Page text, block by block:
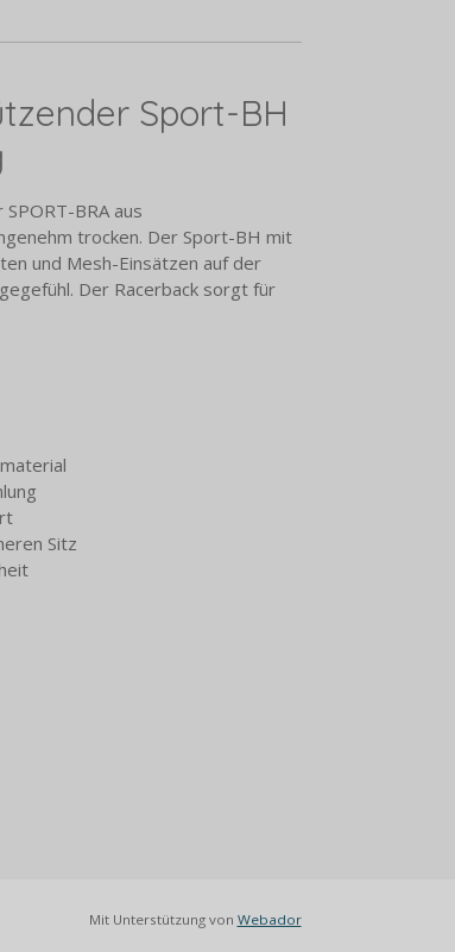
Sport-BH
BRA aus
trocken. Der Sport-BH mit
und Mesh-Einsätzen auf der
Der Racerback sorgt für
Sitz
Mit Unterstützung von Webador